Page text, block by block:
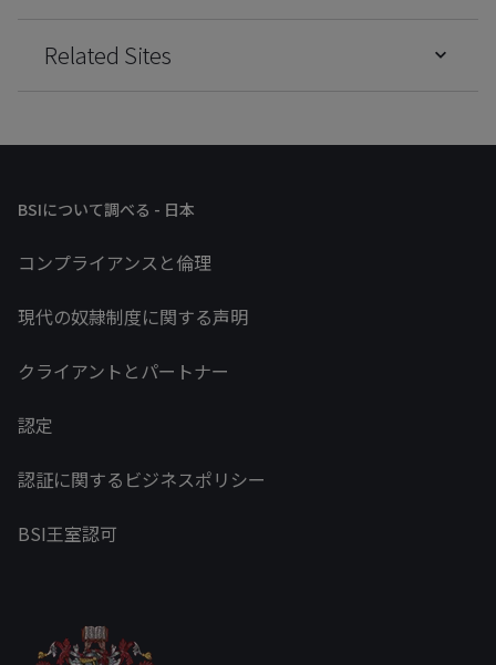
Related Sites
BSIについて調べる - 日本
コンプライアンスと倫理
現代の奴隷制度に関する声明
クライアントとパートナー
認定
認証に関するビジネスポリシー
BSI王室認可